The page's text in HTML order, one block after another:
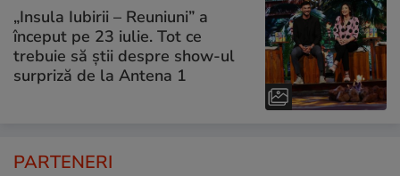
„Insula Iubirii – Reuniuni” a
început pe 23 iulie. Tot ce
trebuie să știi despre show-ul
surpriză de la Antena 1
PARTENERI